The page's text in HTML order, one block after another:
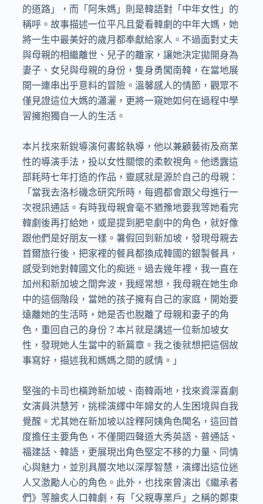
的道路」，而「阿朱媽」則是韓語對「中年女性」的
稱呼。故事描述一位平凡且愛看韓劇的中年大媽，她
將一生中最美好的歲月都奉獻給家人。不過面對丈夫
與母親的相繼離世、兒子的離家，讓她決定拋開身為
妻子、女兒與母親的身份，隻身勇闖南韓，在當地展
開一連串出乎意料的冒險。溫馨感人的情節，觀眾不
僅見證這位大媽的瀟灑，更將一窺她如何在過程中學
習擁抱獨自一人的生活。
本片找來新銳導演何書銘執導，他以兼顧藝術及商業
性的導演手法，投以女性關懷的柔軟視角。他透露這
部耗時七年打造的作品，靈感就是源於自己的母親：
「當我去洛杉磯念研究所時，每週都會跟父母進行一
次視訊通話。有時我母親會毫不猶豫地要我等她看完
韓劇後再打給她，或是提到肥皂劇中的角色，就好像
跟他們是好朋友一樣。暑假回到新加坡，發現母親去
首爾旅行後，把家裡的餐具都換成韓國的銀製餐具，
感受到她對韓國文化的痴迷。過去幾年裡，我一直在
加州和新加坡之間奔波，我經常想，我母親在她生命
中的這個階段，當她的孩子擁有自己的家庭，開始要
遠離她的生活時，她是否也脫離了母親和妻子的角
色，重回自己的身份？本片就是講述一位新加坡女
性，發現她人生當中的新篇章。我之後就想把這個故
事寫好，描述我和媽媽之間的感情。」
堅強的卡司也橫跨新加坡、南韓兩地，找來資深喜劇
女演員洪慧芳，挑樑演繹中年婦女的人生困境與自我
覺醒。尤其她在新加坡以詮釋阿姨角色聞名，這回首
度擔任主要角色，不僅開四聲道大秀英語、普通話、
福建話、韓語，更展現出角色堅定不移的力量、同情
心與魅力，並別具層次地以深厚智慧，演繹出這位迷
人又激勵人心的角色。此外，也找來曾演出《繼承者
們》等膾炙人口韓劇，有「父親專業戶」之稱的鄭東